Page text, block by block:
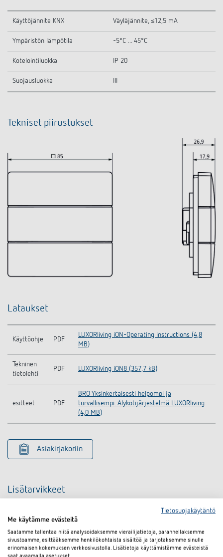
Käyttöjännite KNX Väyläjännite, ≤12,5 mA
Ympäristön lämpötila -5°C ... 45°C
Kotelointiluokka IP 20
Suojausluokka
Tekniset piirustukset
Lataukset
Käyttöohje PDF
LUXORliving iON-Operating instructions (4,8
MB)
Tekninen
tietolehti
PDF LUXORliving iON8 (357,7 kB)
esitteet PDF
BRO Yksinkertaisesti helpompi ja
turvallisempi. Älykotijärjestelmä LUXORliving
(4,0 MB)
Asiakirjakoriin
Lisätarvikkeet
Tietosuojakäytäntö
Me käytämme evästeitä
Saatamme tallentaa niitä analysoidaksemme vierailijatietoja, parannellaksemme
sivustoamme, esittääksemme henkilökohtaista sisältöä ja tarjotaksemme sinulle
erinomaisen kokemuksen verkkosivustolla. Lisätietoja käyttämistämme evästeistä